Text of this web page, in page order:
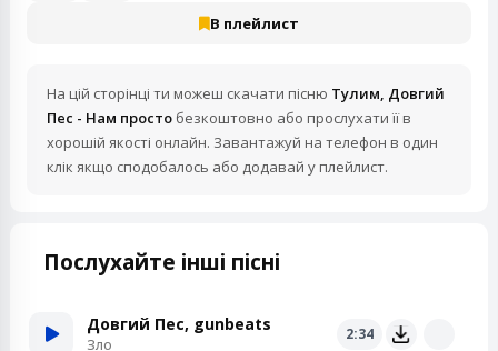
В плейлист
На цій сторінці ти можеш скачати пісню Тулим, Довгий
Пес - Нам просто безкоштовно або прослухати її в
хорошій якості онлайн. Завантажуй на телефон в один
клік якщо сподобалось або додавай у плейлист.
Послухайте інші пісні
Довгий Пес, gunbeats
Зло
2:34